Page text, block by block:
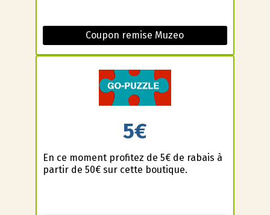
Coupon remise Muzeo
5€
En ce moment profitez de 5€ de rabais à
partir de 50€ sur cette boutique.